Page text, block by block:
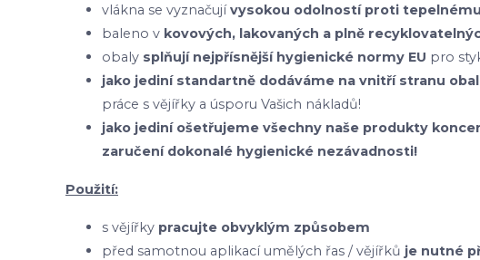
vlákna se vyznačujívysokou odolností proti
baleno v kovových, lakovaných a plně
obaly splňují nejpřísnější hygienické normy EU pro
jako jediní standartně dodáváme na vnitří stranu
práce s vějířky a úsporu Vašich nákladů!
jako jediní ošetřujeme všechny naše produkty
zaručení dokonalé hygienické nezávadnosti!
Použití:
s vějířky pracujte obvyklým způsobem
před samotnou aplikací umělých řas / vějířků je nutné